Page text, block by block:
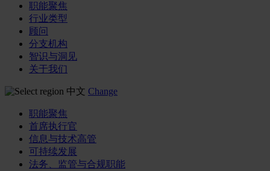
职能聚焦
行业类型
顾问
分支机构
智识与洞见
关于我们
中文 Change
职能聚焦
首席执行官
信息与技术高管
可持续发展
法务、监管与合规职能